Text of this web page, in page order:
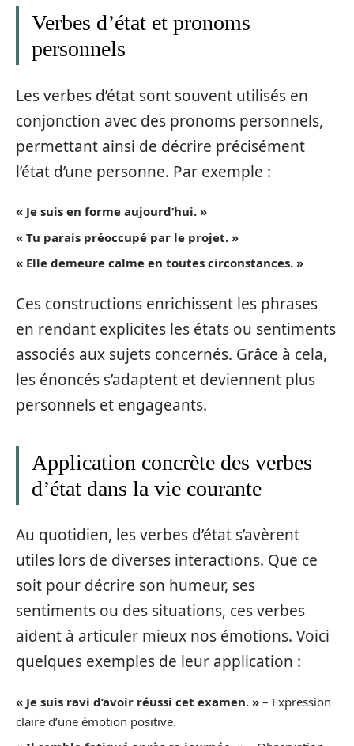
Verbes d’état et pronoms
personnels
Les verbes d’état sont souvent utilisés en
conjonction avec des pronoms personnels,
permettant ainsi de décrire précisément
l’état d’une personne. Par exemple :
« Je suis en forme aujourd’hui. »
« Tu parais préoccupé par le projet. »
« Elle demeure calme en toutes circonstances. »
Ces constructions enrichissent les phrases
en rendant explicites les états ou sentiments
associés aux sujets concernés. Grâce à cela,
les énoncés s’adaptent et deviennent plus
personnels et engageants.
Application concrète des verbes
d’état dans la vie courante
Au quotidien, les verbes d’état s’avèrent
utiles lors de diverses interactions. Que ce
soit pour décrire son humeur, ses
sentiments ou des situations, ces verbes
aident à articuler mieux nos émotions. Voici
quelques exemples de leur application :
« Je suis ravi d’avoir réussi cet examen. » – Expression
claire d’une émotion positive.